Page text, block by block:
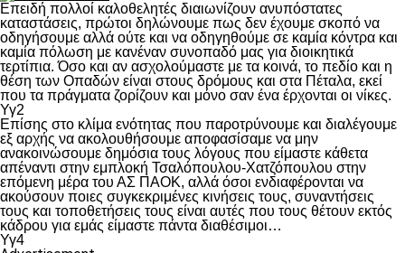
Επειδή πολλοί καλοθελητές διαιωνίζουν ανυπόστατες
καταστάσεις, πρώτοι δηλώνουμε πως δεν έχουμε σκοπό να
οδηγήσουμε αλλά ούτε και να οδηγηθούμε σε καμία κόντρα και
καμία πόλωση με κανέναν συνοπαδό μας για διοικητικά
τερτίπια. Όσο και αν ασχολούμαστε με τα κοινά, το πεδίο και η
θέση των Οπαδών είναι στους δρόμους και στα Πέταλα, εκεί
που τα πράγματα ζορίζουν και μόνο σαν ένα έρχονται οι νίκες.
Υγ2
Επίσης στο κλίμα ενότητας που παροτρύνουμε και διαλέγουμε
εξ αρχής να ακολουθήσουμε αποφασίσαμε να μην
ανακοινώσουμε δημόσια τους λόγους που είμαστε κάθετα
απέναντι στην εμπλοκή Τσαλόπουλου-Χατζόπουλου στην
επόμενη μέρα του ΑΣ ΠΑΟΚ, αλλά όσοι ενδιαφέρονται να
ακούσουν ποιες συγκεκριμένες κινήσεις τους, συναντήσεις
τους και τοποθετήσεις τους είναι αυτές που τους θέτουν εκτός
κάδρου για εμάς είμαστε πάντα διαθέσιμοι…
Υγ4